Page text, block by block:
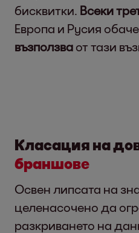
бисквитки. Всеки
Европа и Русия обаче
възползва от тази
Класация на
браншове
Освен липсата на
целенасочено да
разкриването на